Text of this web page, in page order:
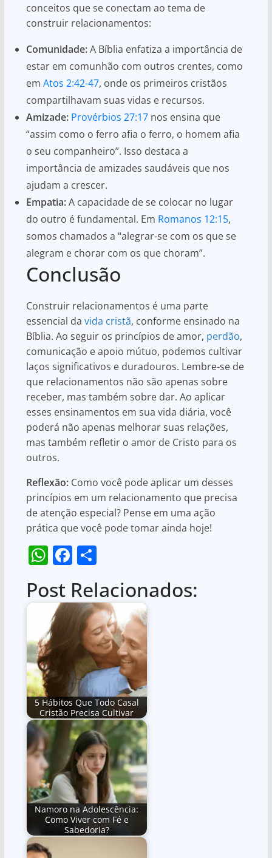
conceitos que se conectam ao tema de
construir relacionamentos:
Comunidade:A Bíblia enfatiza a importância de
estar em comunhão com outros crentes, como
em Atos 2:42-47, onde os primeiros cristãos
compartilhavam suas vidas e recursos.
Amizade: Provérbios 27:17nos ensina que
“assim como o ferro afia o ferro, o homem afia
o seu companheiro”. Isso destaca a
importância de amizades saudáveis que nos
ajudam a crescer.
Empatia:A capacidade de se colocar no lugar
do outro é fundamental. Em Romanos 12:15,
somos chamados a “alegrar-se com os que se
alegram e chorar com os que choram”.
Conclusão
Construir relacionamentos é uma parte
essencial da vida cristã, conforme ensinado na
Bíblia. Ao seguir os princípios de amor, perdão,
comunicação e apoio mútuo, podemos cultivar
laços significativos e duradouros. Lembre-se de
que relacionamentos não são apenas sobre
receber, mas também sobre dar. Ao aplicar
esses ensinamentos em sua vida diária, você
poderá não apenas melhorar suas relações,
mas também refletir o amor de Cristo para os
outros.
Reflexão:Como você pode aplicar um desses
princípios em um relacionamento que precisa
de atenção especial? Pense em uma ação
prática que você pode tomar ainda hoje!
W
at
s
A
p
p
F
c
e
b
o
o
k
S
ar
e
Post Relacionados:
5 Hábitos Que Todo Casal
Cristão Precisa Cultivar
Namoro na Adolescência:
Como Viver com Fé e
Sabedoria?